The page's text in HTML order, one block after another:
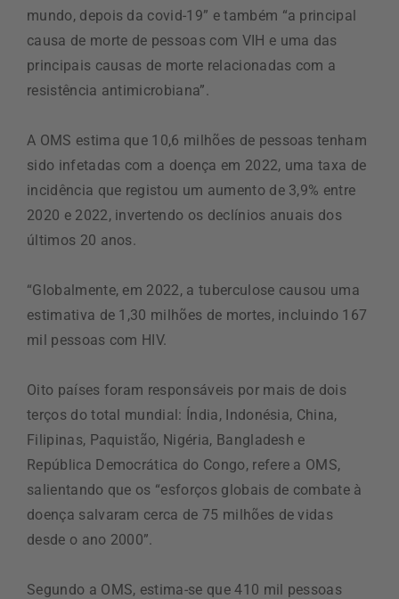
mundo, depois da covid-19” e também “a principal
causa de morte de pessoas com VIH e uma das
principais causas de morte relacionadas com a
resistência antimicrobiana”.
A OMS estima que 10,6 milhões de pessoas tenham
sido infetadas com a doença em 2022, uma taxa de
incidência que registou um aumento de 3,9% entre
2020 e 2022, invertendo os declínios anuais dos
últimos 20 anos.
“Globalmente, em 2022, a tuberculose causou uma
estimativa de 1,30 milhões de mortes, incluindo 167
mil pessoas com HIV.
Oito países foram responsáveis por mais de dois
terços do total mundial: Índia, Indonésia, China,
Filipinas, Paquistão, Nigéria, Bangladesh e
República Democrática do Congo, refere a OMS,
salientando que os “esforços globais de combate à
doença salvaram cerca de 75 milhões de vidas
desde o ano 2000”.
Segundo a OMS, estima-se que 410 mil pessoas